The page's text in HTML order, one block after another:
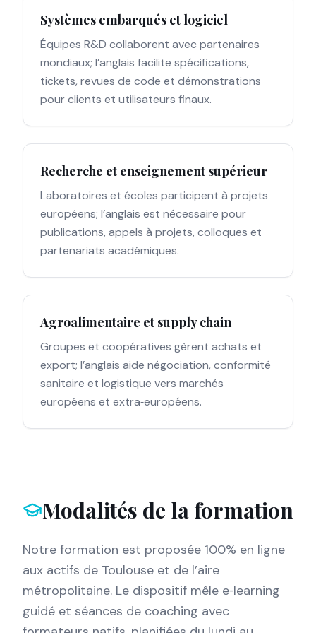
Systèmes embarqués et logiciel
Équipes R&D collaborent avec partenaires
mondiaux; l’anglais facilite spécifications,
tickets, revues de code et démonstrations
pour clients et utilisateurs finaux.
Recherche et enseignement supérieur
Laboratoires et écoles participent à projets
européens; l’anglais est nécessaire pour
publications, appels à projets, colloques et
partenariats académiques.
Agroalimentaire et supply chain
Groupes et coopératives gèrent achats et
export; l’anglais aide négociation, conformité
sanitaire et logistique vers marchés
européens et extra‑européens.
Modalités de la formation
Notre formation est proposée 100% en ligne
aux actifs de Toulouse et de l’aire
métropolitaine. Le dispositif mêle e‑learning
guidé et séances de coaching avec